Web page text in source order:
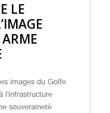
LE
images du Golfe
souveraineté